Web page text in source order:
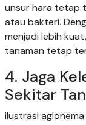
unsur hara tetap
atau bakteri.
menjadi lebih
tanaman tetap
4. Jaga
Sekitar
ilustrasi